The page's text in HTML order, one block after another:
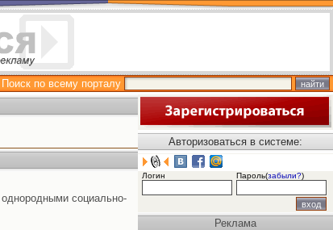
Поиск по всему порталу
социально-
Авторизоваться в системе:
Логин Пароль(забыли?)
Реклама